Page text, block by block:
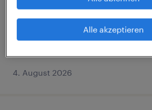
Burgrieden, Baden-Württemberg
Arbeitnehmerüberlassung
€16,37 - €18,66 pro Stunde
4. August 2026
Alle akzeptieren